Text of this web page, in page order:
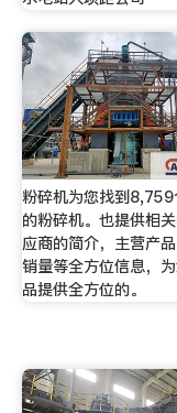
粉碎机为您找到
的粉碎机。也提供相
应商的简介，主营产品
销量等全方位信息，
品提供全方位的。